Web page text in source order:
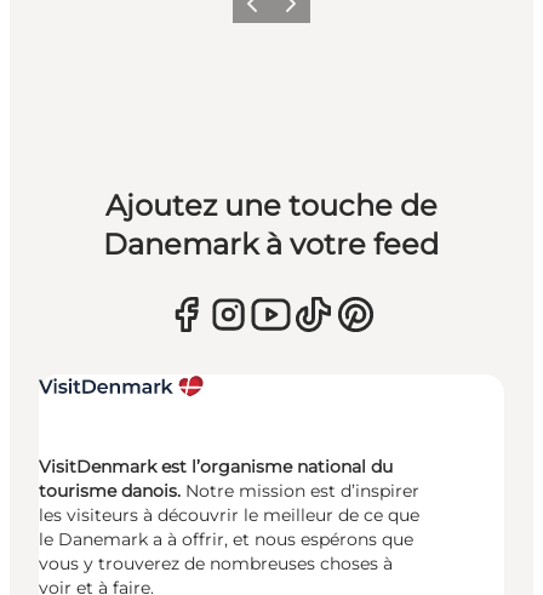
PrécédentSuivant
Ajoutez une touche de
Danemark à votre feed
VisitDenmark est l’organisme national du
tourisme danois. Notre mission est d’inspirer
les visiteurs à découvrir le meilleur de ce que
le Danemark a à offrir, et nous espérons que
vous y trouverez de nombreuses choses à
voir et à faire.